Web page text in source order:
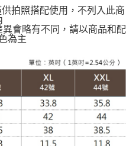
運費
運費
費
費
拍照搭配使用，不列入此商
會略有不同，請以商品和配
為主